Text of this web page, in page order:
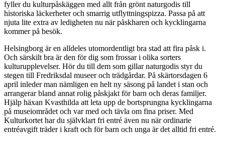
fyller du kulturpåskäggen med allt från grönt naturgodis till
historiska läckerheter och smarrig utflyttningspizza. Passa på att
njuta lite extra av ledigheten nu när påskharen och kycklingarna
kommer på besök.
Helsingborg är en alldeles utomordentligt bra stad att fira påsk i.
Och särskilt bra är den för dig som frossar i olika sorters
kulturupplevelser. Hör du till dem som gillar naturgodis styr du
stegen till Fredriksdal museer och trädgårdar. På skärtorsdagen 6
april inleder man nämligen en helt ny säsong på landet i stan och
arrangerar bland annat rolig påskjakt för barn och deras familjer.
Hjälp häxan Kvasthilda att leta upp de bortsprungna kycklingarna
på museiområdet och var med och tävla om fina priser. Med
Kulturkortet har du självklart fri entré även nu när ordinarie
entréavgift träder i kraft och för barn och unga är det alltid fri entré.